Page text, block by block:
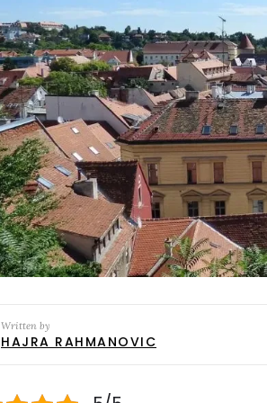
Written by
HAJRA RAHMANOVIC